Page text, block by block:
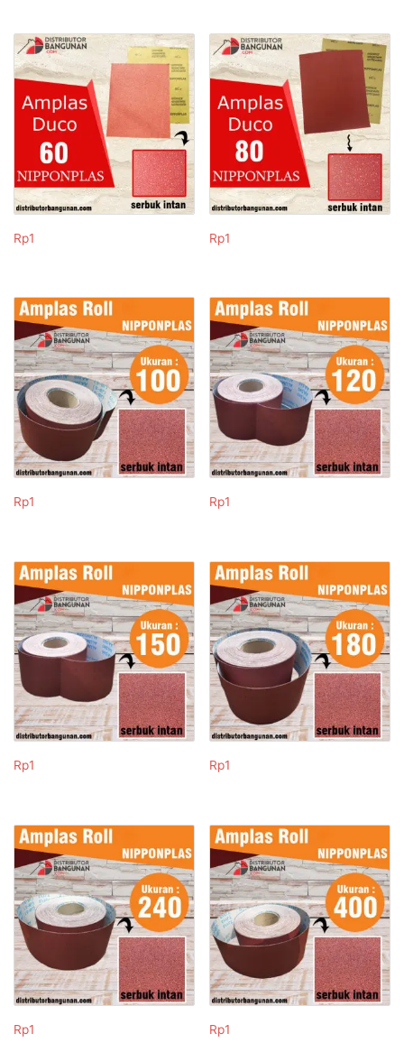
Rp1 Rp1
Rp1 Rp1
Rp1 Rp1
Rp1 Rp1